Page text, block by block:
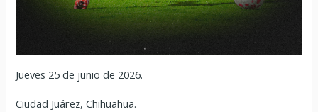
Jueves 25 de junio de 2026.
Ciudad Juárez, Chihuahua.